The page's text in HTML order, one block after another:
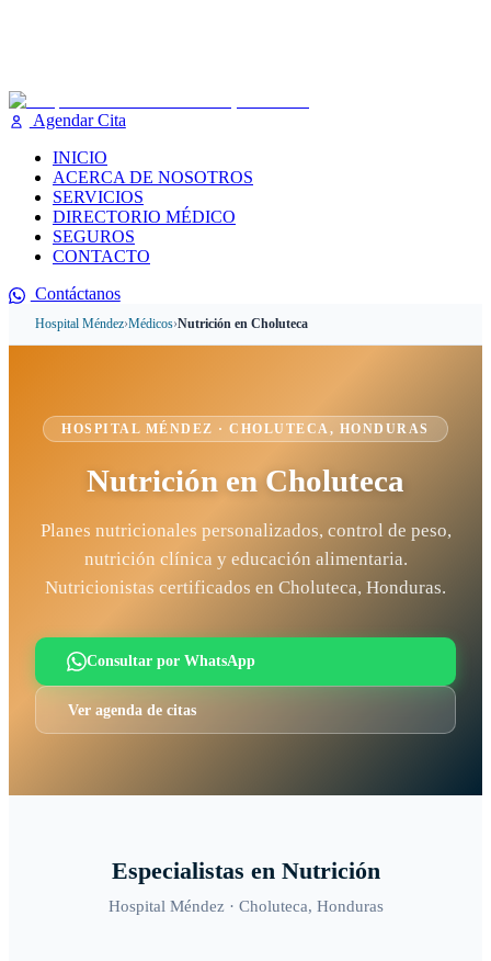
Agendar Cita
INICIO
ACERCA DE NOSOTROS
SERVICIOS
DIRECTORIO MÉDICO
SEGUROS
CONTACTO
Contáctanos
Hospital Méndez›Médicos›Nutrición en Choluteca
HOSPITAL MÉNDEZ ·CHOLUTECA , HONDURAS
Nutrición en Choluteca
Planes nutricionales personalizados, control de peso,
nutrición clínica y educación alimentaria.
Nutricionistas certificados en Choluteca, Honduras.
Consultar por WhatsApp
Ver agenda de citas
Especialistas en Nutrición
Hospital Méndez · Choluteca, Honduras